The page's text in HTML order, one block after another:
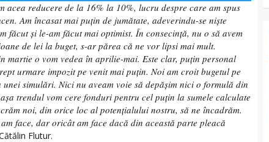
acea reducere de la 16% la 10%, lucru despre care am spus
Am încasat mai puţin de jumătate, adeverindu-se nişte
făcut şi le-am făcut mai optimist. În consecinţă, nu o să avem
de lei la buget, s-ar părea că ne vor lipsi mai mult.
martie o vom vedea în aprilie-mai. Este clar, puţin personal
urmare impozit pe venit mai puţin. Noi am croit bugetul pe
unei simulări. Nici nu aveam voie să depăşim nici o formulă din
trendul vom cere fonduri pentru cel puţin la sumele calculate
noi, din orice loc al potenţialului nostru, să ne încadrăm.
face, dar oricât am face dacă din această parte pleacă
Flutur.